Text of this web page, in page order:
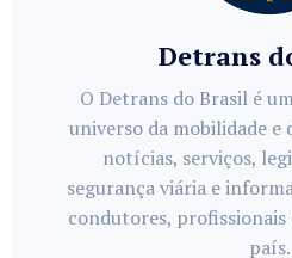
Detrans
O Detrans do Brasil é
universo da mobilidade
notícias, serviços,
segurança viária e
condutores, profissionais
país.